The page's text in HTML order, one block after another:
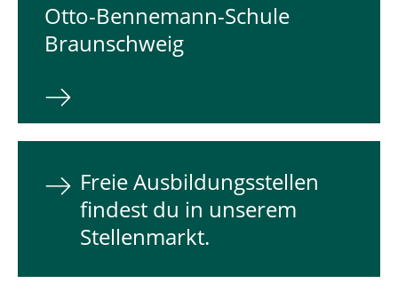
Otto-Bennemann-Schule
Braunschweig
Freie Ausbildungsstellen
findest du in unserem
Stellenmarkt.